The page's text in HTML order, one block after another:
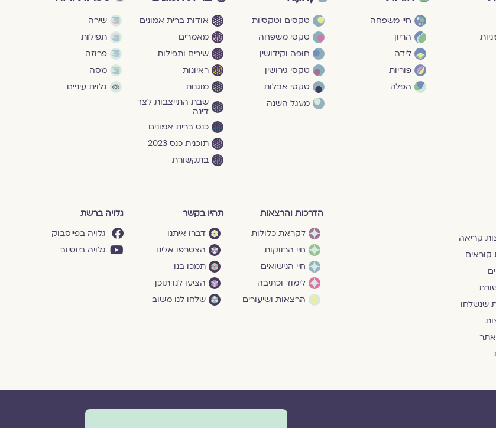
חיי משפחה
הריון
לידה
פוריות
הפלה
טקסים וטקסיות
טקסי משפחה
חופה וקידושין
טקסי גירושין
טקסי אבלות
מעגל השנה
אודות ברית אמונים
מאמרים
שירים ותפילות
ראיונות
מוגנוּת
שבת התייצבות לצד
דינה
כנס ברית אמונים
תוכנית כנס 2023
בתקשורת
שירה
תפילות
פרוזה
מסה
גלוית עיניים
קריאה
קוראים
שנשלחו
הדרכות והרצאות
לקראת כלולות
חיי הרווקות
חיי הנישואים
לימוד וכתיבה
הרצאות ושיעורים
תהיו בקשר
דברו איתנו
הצטרפו אלינו
תמכו בנו
הציעו לנו תוכן
שלחו לנו משוב
גלויה ברשת
גלויה בפייסבוק
גלויה ביוטיוב